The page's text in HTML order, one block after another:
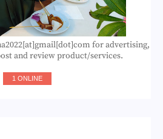
for advertising,
and review product/services.
1 ONLINE